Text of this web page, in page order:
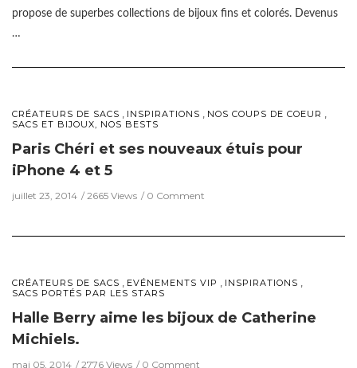
propose de superbes collections de bijoux fins et colorés. Devenus
…
CRÉATEURS DE SACS INSPIRATIONS NOS COUPS DE COEUR
SACS ET BIJOUX, NOS BESTS
Paris Chéri et ses nouveaux étuis pour
iPhone 4 et 5
juillet 23, 2014 2665 Views 0 Comment
CRÉATEURS DE SACS EVÉNEMENTS VIP INSPIRATIONS
SACS PORTÉS PAR LES STARS
Halle Berry aime les bijoux de Catherine
Michiels.
mai 05, 2014 2776 Views 0 Comment